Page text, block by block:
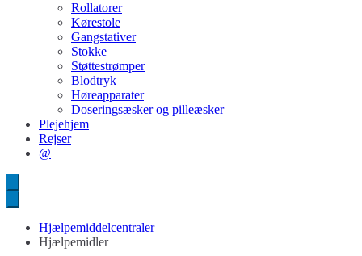
Rollatorer
Kørestole
Gangstativer
Stokke
Støttestrømper
Blodtryk
Høreapparater
Doseringsæsker og pilleæsker
Plejehjem
Rejser
@
Hjælpemiddelcentraler
Hjælpemidler